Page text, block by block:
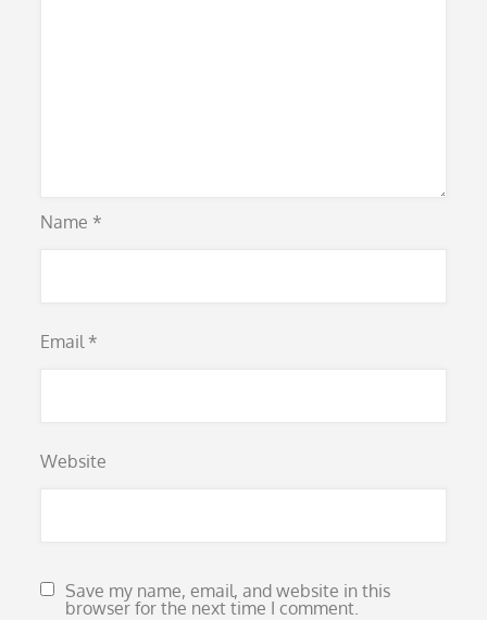
Name *
Email *
Website
Save my name, email, and website in this
browser for the next time I comment.